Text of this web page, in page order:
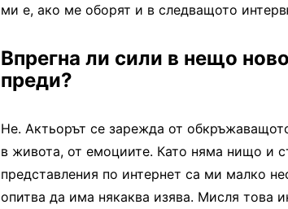
ми е, ако ме оборят и в следващото
Впрегна ли сили в нещо
преди?
Не. Актьорът се зарежда от
в живота, от емоциите. Като няма нищо и
представления по интернет са ми малко
опитва да има някаква изява. Мисля това